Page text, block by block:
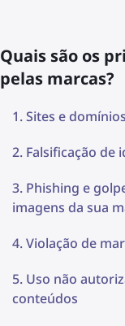
Quais são os
pelas marcas?
Sites e
Falsificação de
Phishing e
imagens da sua
Violação de
Uso não
conteúdos